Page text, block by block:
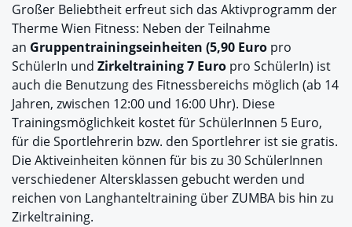
Großer Beliebtheit erfreut sich das Aktivprogramm der
Therme Wien Fitness: Neben der Teilnahme
an Gruppentrainingseinheiten (5,90 Euro pro
SchülerIn und Zirkeltraining 7 Euro pro SchülerIn) ist
auch die Benutzung des Fitnessbereichs möglich (ab 14
Jahren, zwischen 12:00 und 16:00 Uhr). Diese
Trainingsmöglichkeit kostet für SchülerInnen 5 Euro,
für die Sportlehrerin bzw. den Sportlehrer ist sie gratis.
Die Aktiveinheiten können für bis zu 30 SchülerInnen
verschiedener Altersklassen gebucht werden und
reichen von Langhanteltraining über ZUMBA bis hin zu
Zirkeltraining.